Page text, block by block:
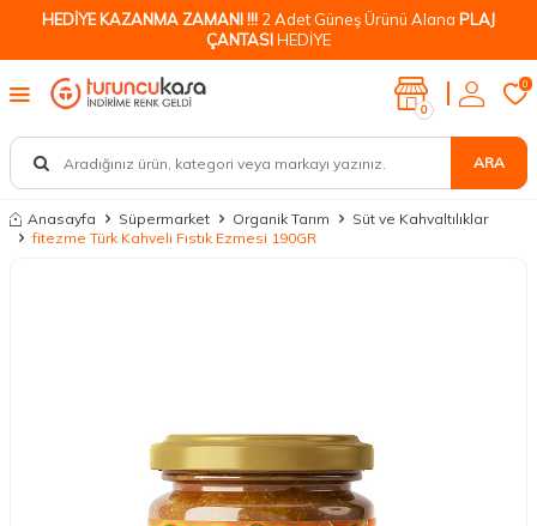
HEDİYE KAZANMA ZAMANI !!! 2 Adet Güneş Ürünü Alana PLAJ
ÇANTASIHEDİYE
ARA
0
0
Anasayfa Süpermarket Organik Tarım
Süt ve Kahvaltılıklar
fitezme Türk Kahveli Fıstık Ezmesi 190GR